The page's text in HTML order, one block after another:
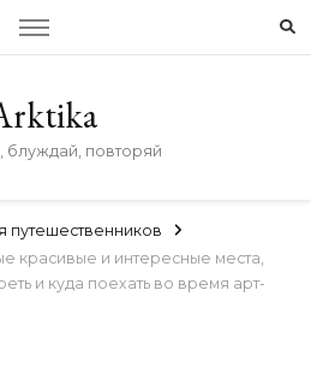
блуждай, повторяй
путешественников
красивые и интересные места,
и куда поехать во время арт-